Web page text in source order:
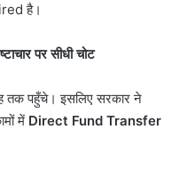
है।
पर सीधी चोट
तक पहुँचे। इसलिए सरकार ने
में Direct Fund Transfer